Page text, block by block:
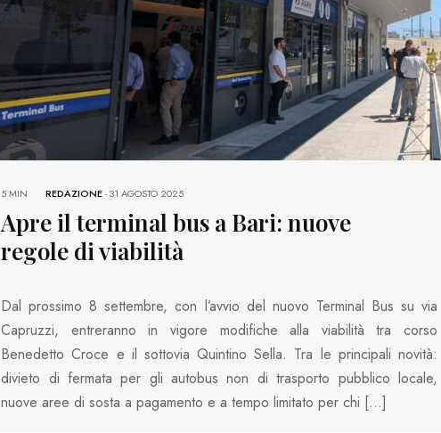
REDAZIONE-31 AGOSTO 2025
5 MIN
Apre il terminal bus a Bari: nuove
regole di viabilità
Dal prossimo 8 settembre, con l’avvio del nuovo Terminal Bus su via
Capruzzi, entreranno in vigore modifiche alla viabilità tra corso
Benedetto Croce e il sottovia Quintino Sella. Tra le principali novità:
divieto di fermata per gli autobus non di trasporto pubblico locale,
nuove aree di sosta a pagamento e a tempo limitato per chi […]